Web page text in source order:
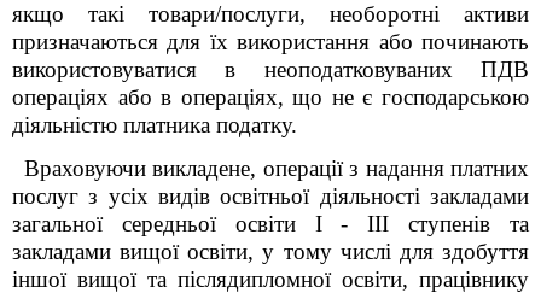
якщо такі товари/послуги, необоротні активи
призначаються для їх використання або починають
використовуватися в неоподатковуваних ПДВ
операціях або в операціях, що не є господарською
діяльністю платника податку.
Враховуючи викладене, операції з надання платних
послуг з усіх видів освітньої діяльності закладами
загальної середньої освіти I - III ступенів та
закладами вищої освіти, у тому числі для здобуття
іншої вищої та післядипломної освіти, працівнику